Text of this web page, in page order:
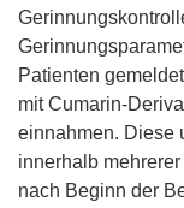
Patienten
mit Cumarin-
einnahmen. Diese
innerhalb
nach Beginn der